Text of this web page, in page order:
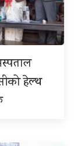
हेल्थ